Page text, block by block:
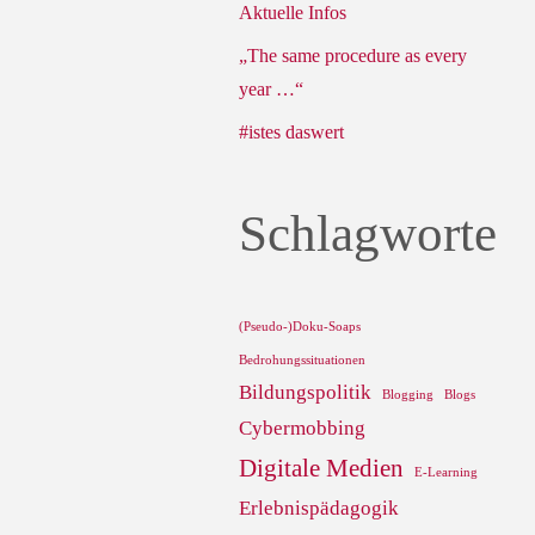
Aktuelle Infos
„The same procedure as every
year …“
#istes daswert
Schlagworte
(Pseudo-)Doku-Soaps
Bedrohungssituationen
Bildungspolitik Blogging Blogs
Cybermobbing
Digitale Medien E-Learning
Erlebnispädagogik